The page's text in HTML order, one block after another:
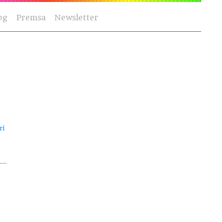
Premsa Newsletter